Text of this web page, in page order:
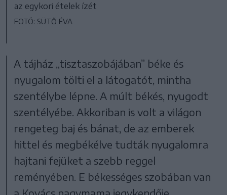
az egykori ételek ízét
FOTÓ: SÜTŐ ÉVA
A tájház „tisztaszobájában” béke és
nyugalom tölti el a látogatót, mintha
szentélybe lépne. A múlt békés, nyugodt
szentélyébe. Akkoriban is volt a világon
rengeteg baj és bánat, de az emberek
hittel és megbékélve tudták nyugalomra
hajtani fejüket a szebb reggel
reményében. E békességes szobában van